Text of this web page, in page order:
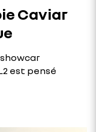
Caviar
est pensé